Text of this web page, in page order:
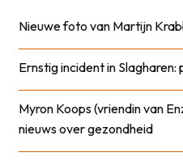
Nieuwe foto van Martijn
Ernstig incident in
Myron Koops (vriendin van
nieuws over gezondheid